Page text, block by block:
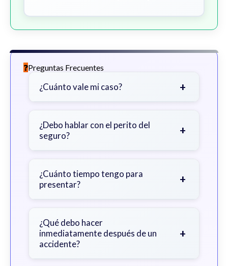
Preguntas Frecuentes
¿Cuánto vale mi caso? +
gravedad de sus lesiones, facturas
médicas, tiempo fuera del trabajo y
¿Debo hablar con el perito del
seguro?
+
primero con un abogado para evitar
declaraciones que perjudiquen su
¿Cuánto tiempo tengo para
presentar?
+
con excepciones. Consulte para
obtener orientación específica.
¿Qué debo hacer
inmediatamente después de un
accidente?
+